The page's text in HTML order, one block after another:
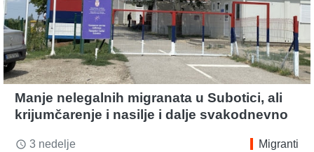
Manje nelegalnih migranata u Subotici, ali
krijumčarenje i nasilje i dalje svakodnevno
access_time 3 nedelje Migranti